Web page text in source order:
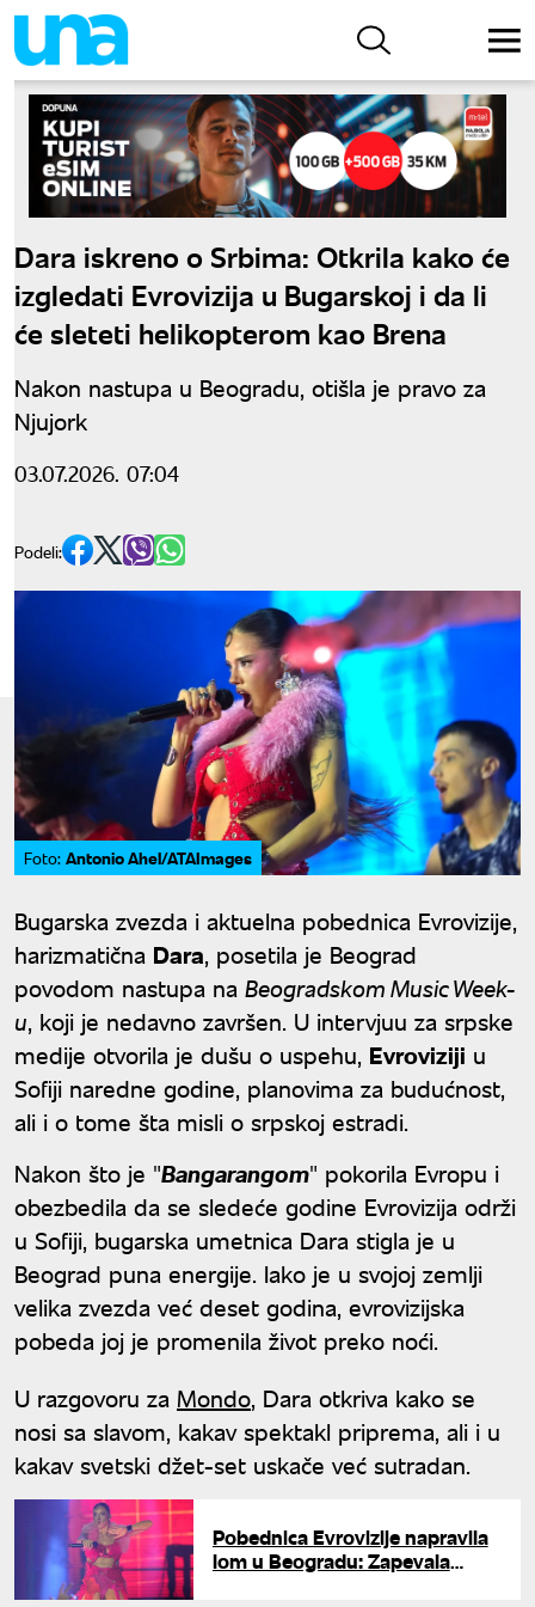
Dara iskreno o Srbima: Otkrila kako će
izgledati Evrovizija u Bugarskoj i da li
će sleteti helikopterom kao Brena
Nakon nastupa u Beogradu, otišla je pravo za
Njujork
03.07.2026. 07:04
Podeli:
Foto: Antonio Ahel/ATAImages
Bugarska zvezda i aktuelna pobednica Evrovizije,
harizmatična Dara, posetila je Beograd
povodom nastupa na Beogradskom Music Week-
u, koji je nedavno završen. U intervjuu za srpske
medije otvorila je dušu o uspehu, Evroviziji u
Sofiji naredne godine, planovima za budućnost,
ali i o tome šta misli o srpskoj estradi.
Nakon što je "Bangarangom" pokorila Evropu i
obezbedila da se sledeće godine Evrovizija održi
u Sofiji, bugarska umetnica Dara stigla je u
Beograd puna energije. Iako je u svojoj zemlji
velika zvezda već deset godina, evrovizijska
pobeda joj je promenila život preko noći.
U razgovoru za Mondo, Dara otkriva kako se
nosi sa slavom, kakav spektakl priprema, ali i u
kakav svetski džet-set uskače već sutradan.
Pobednica Evrovizije napravila
lom u Beogradu: Zapevala